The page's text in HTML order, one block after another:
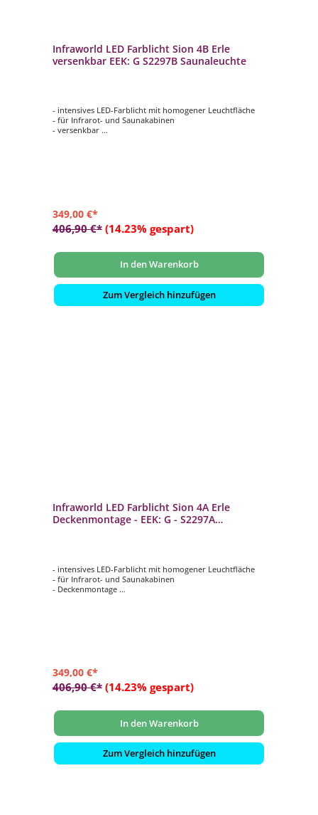
Infraworld LED Farblicht Sion 4B Erle
versenkbar EEK: G S2297B Saunaleuchte
- intensives LED-Farblicht mit homogener Leuchtfläche
- für Infrarot- und Saunakabinen
- versenkbar
349,00 €*
406,90 €* (14.23% gespart)
In den Warenkorb
Zum Vergleich hinzufügen
Infraworld LED Farblicht Sion 4A Erle
Deckenmontage - EEK: G - S2297A
- intensives LED-Farblicht mit homogener Leuchtfläche
- für Infrarot- und Saunakabinen
- Deckenmontage
349,00 €*
406,90 €* (14.23% gespart)
In den Warenkorb
Zum Vergleich hinzufügen